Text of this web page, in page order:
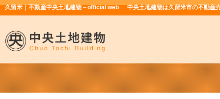
久留米｜不動産中央土地建物－official web 中央土地建物は久留米市の不動産